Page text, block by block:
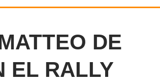
DE
EL RALLY